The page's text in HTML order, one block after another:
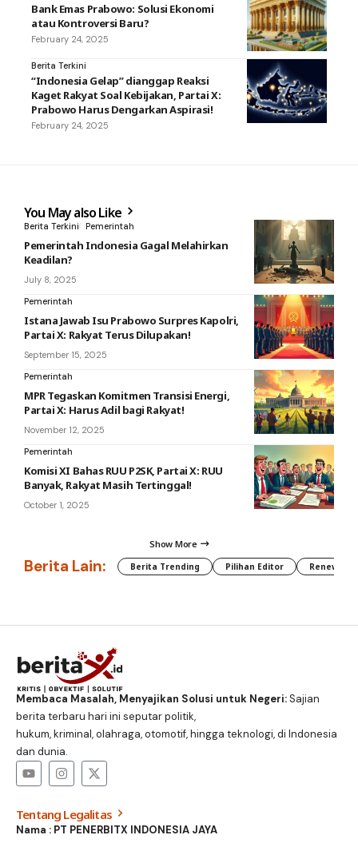
Bank Emas Prabowo: Solusi Ekonomi
atau Kontroversi Baru?
February 24, 2025
Berita Terkini
“Indonesia Gelap” dianggap Reaksi
Kaget Rakyat Soal Kebijakan, Partai X:
Prabowo Harus Dengarkan Aspirasi!
February 24, 2025
You May also Like
Berita Terkini Pemerintah
Pemerintah Indonesia Gagal Melahirkan
Keadilan?
July 8, 2025
Pemerintah
Istana Jawab Isu Prabowo Surpres Kapolri,
Partai X: Rakyat Terus Dilupakan!
September 15, 2025
Pemerintah
MPR Tegaskan Komitmen Transisi Energi,
Partai X: Harus Adil bagi Rakyat!
November 12, 2025
Pemerintah
Komisi XI Bahas RUU P2SK, Partai X: RUU
Banyak, Rakyat Masih Tertinggal!
October 1, 2025
Show More
Berita Lain: Berita Trending Pilihan Editor
Membaca Masalah, Menyajikan Solusi untuk Negeri:Sajian
berita terbaru hari ini seputar politik,
hukum, kriminal, olahraga, otomotif, hingga teknologi, di Indonesia
dan dunia.
Tentang Legalitas
Nama : PT PENERBITX INDONESIA JAYA